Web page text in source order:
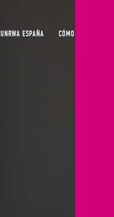
UNRWA ESPAÑA CÓMO COLABORAR